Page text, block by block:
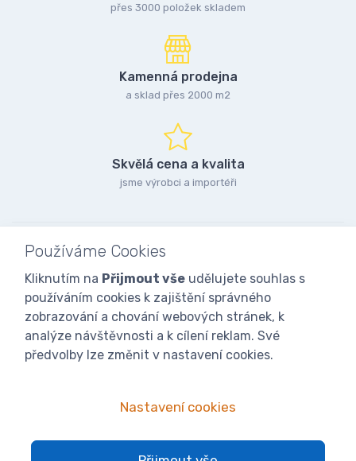
přes 3000 položek skladem
Kamenná prodejna
a sklad přes 2000 m2
Skvělá cena a kvalita
jsme výrobci a importéři
Používáme Cookies
Kliknutím na Přijmout vše udělujete souhlas s
používáním cookies k zajištění správného
zobrazování a chování webových stránek, k
analýze návštěvnosti a k cílení reklam. Své
předvolby lze změnit v nastavení cookies.
Nastavení cookies